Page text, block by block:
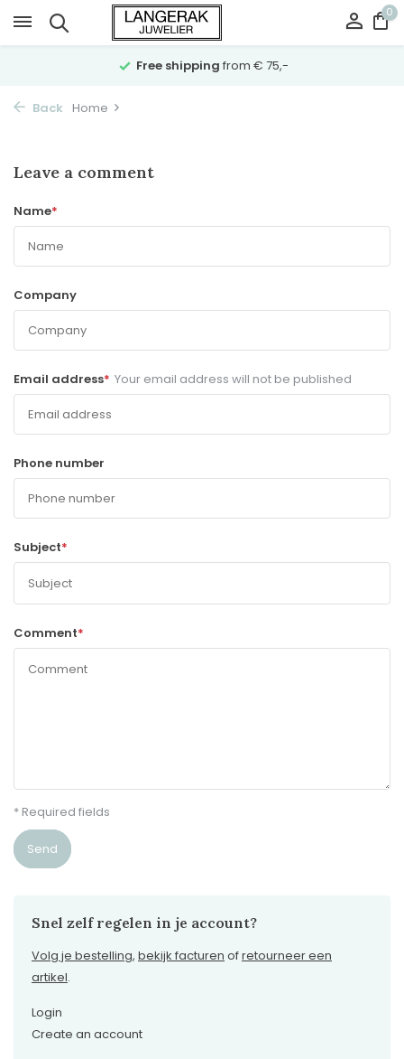
0
Free shipping from € 75,-
Back Home
Leave a comment
Name*
Company
Email address* Your email address will not be published
Phone number
Subject*
Comment*
* Required fields
Send
Snel zelf regelen in je account?
Volg je bestelling, bekijk facturen ofretourneer een
artikel.
Login
Create an account